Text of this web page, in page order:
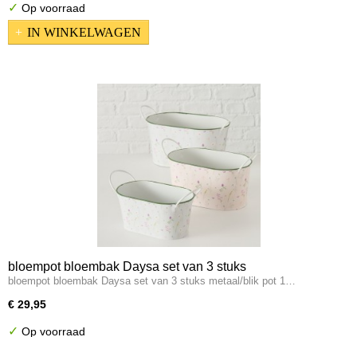
✓ Op voorraad
IN WINKELWAGEN
bloempot bloembak Daysa set van 3 stuks
bloempot bloembak Daysa set van 3 stuks metaal/blik pot 1…
€ 29,95
✓ Op voorraad